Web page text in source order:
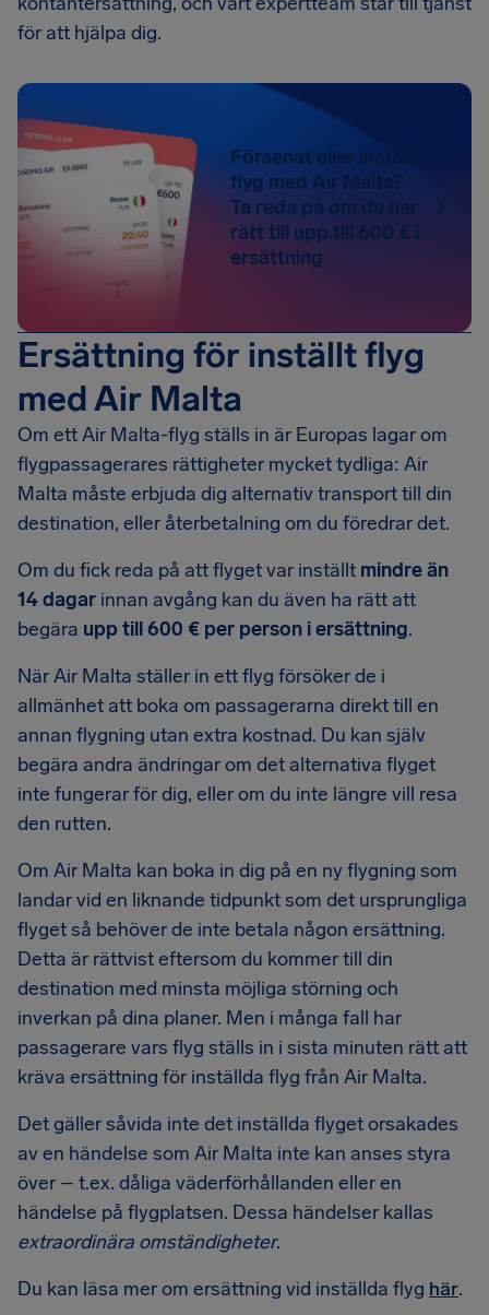
för att hjälpa dig.
Försenat eller inställt
flyg med Air Malta?
Ta reda på om du har
rätt till upp till 600 € i
ersättning
Ersättning för inställt flyg
med Air Malta
Om ett Air Malta-flyg ställs in är Europas lagar om
flygpassagerares rättigheter mycket tydliga: Air
Malta måste erbjuda dig alternativ transport till din
destination, eller återbetalning om du föredrar det.
Om du fick reda på att flyget var inställt mindre än
14 dagar innan avgång kan du även ha rätt att
begära upp till 600 € per person i ersättning.
När Air Malta ställer in ett flyg försöker de i
allmänhet att boka om passagerarna direkt till en
annan flygning utan extra kostnad. Du kan själv
begära andra ändringar om det alternativa flyget
inte fungerar för dig, eller om du inte längre vill resa
den rutten.
Om Air Malta kan boka in dig på en ny flygning som
landar vid en liknande tidpunkt som det ursprungliga
flyget så behöver de inte betala någon ersättning.
Detta är rättvist eftersom du kommer till din
destination med minsta möjliga störning och
inverkan på dina planer. Men i många fall har
passagerare vars flyg ställs in i sista minuten rätt att
kräva ersättning för inställda flyg från Air Malta.
Det gäller såvida inte det inställda flyget orsakades
av en händelse som Air Malta inte kan anses styra
över – t.ex. dåliga väderförhållanden eller en
händelse på flygplatsen. Dessa händelser kallas
extraordinära omständigheter.
Du kan läsa mer om ersättning vid inställda flyg här.